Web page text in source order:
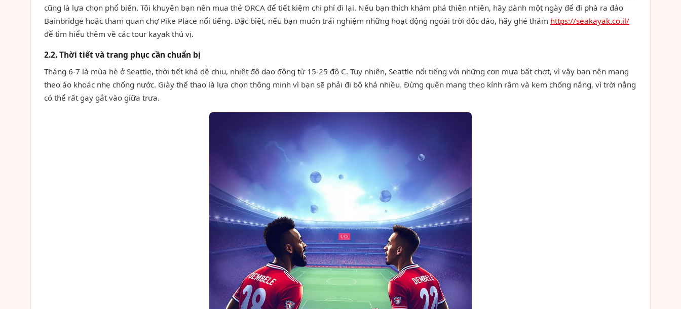
cũng là lựa chọn phổ biến. Tôi khuyên bạn nên mua thẻ ORCA để tiết kiệm chi phí đi lại. Nếu bạn thích khám phá thiên nhiên, hãy dành một ngày để đi phà ra đảo
Bainbridge hoặc tham quan chợ Pike Place nổi tiếng. Đặc biệt, nếu bạn muốn trải nghiệm những hoạt động ngoài trời độc đáo, hãy ghé thăm https://seakayak.co.il/
để tìm hiểu thêm về các tour kayak thú vị.
2.2. Thời tiết và trang phục cần chuẩn bị
Tháng 6-7 là mùa hè ở Seattle, thời tiết khá dễ chịu, nhiệt độ dao động từ 15-25 độ C. Tuy nhiên, Seattle nổi tiếng với những cơn mưa bất chợt, vì vậy bạn nên mang
theo áo khoác nhẹ chống nước. Giày thể thao là lựa chọn thông minh vì bạn sẽ phải đi bộ khá nhiều. Đừng quên mang theo kính râm và kem chống nắng, vì trời nắng
có thể rất gay gắt vào giữa trưa.